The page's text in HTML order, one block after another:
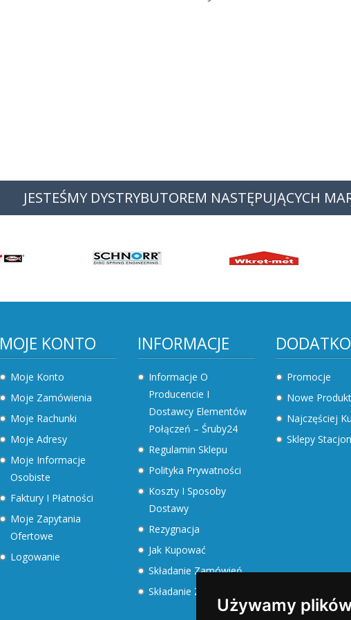
Używamy
JESTEŚMY DYSTRYBUTOREM NASTĘPUJĄCYCH
MOJE KONTO
Moje Konto
Moje Zamówienia
Moje Rachunki
Moje Adresy
Moje Informacje
Osobiste
Faktury I Płatności
Moje Zapytania
Ofertowe
Logowanie
INFORMACJE
Informacje O
Producencie I
Dostawcy Elementów
Połączeń – Śruby24
Regulamin Sklepu
Polityka Prywatności
Koszty I Sposoby
Dostawy
Rezygnacja
Jak Kupować
Składanie Zamówień
Składanie Zapytań
Promocje
Nowe
Najczęściej
Sklepy